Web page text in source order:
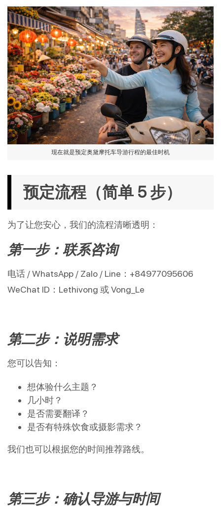
现在就是预定奥黛摩托车导游行程的最佳时机
预定流程（简单 5 步）
为了让您安心，我们的流程清晰透明：
第一步：联系咨询
电话 / WhatsApp / Zalo / Line：+84977095606
WeChat ID：Lethivong 或 Vong_Le
第二步：说明需求
您可以告知：
想体验什么主题？
几小时？
是否需要翻译？
是否有特殊饮食或摄影需求？
我们也可以根据您的时间推荐路线。
第三步：确认导游与时间